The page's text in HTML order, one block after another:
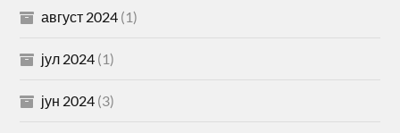
август 2024 (1)
јул 2024 (1)
јун 2024 (3)